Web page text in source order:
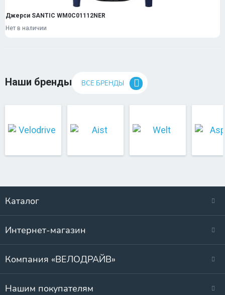
Джерси SANTIC WM0C01112NER
Нет в наличии
Наши бренды ВСЕ БРЕНДЫ
Каталог
Интернет-магазин
Компания «ВЕЛОДРАЙВ»
Нашим покупателям